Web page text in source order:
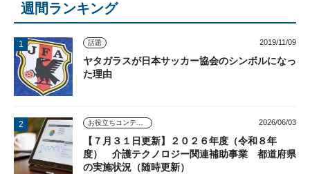
週間ランキング
話題 2019/11/09
ヤタガラスが日本サッカー協会のシンボルになっ
た理由
お役立ちコンテンツ 2026/06/03
【７月３１日更新】２０２６年度（令和８年
度） 介護テクノロジー関連補助事業 都道府県
の実施状況（随時更新）